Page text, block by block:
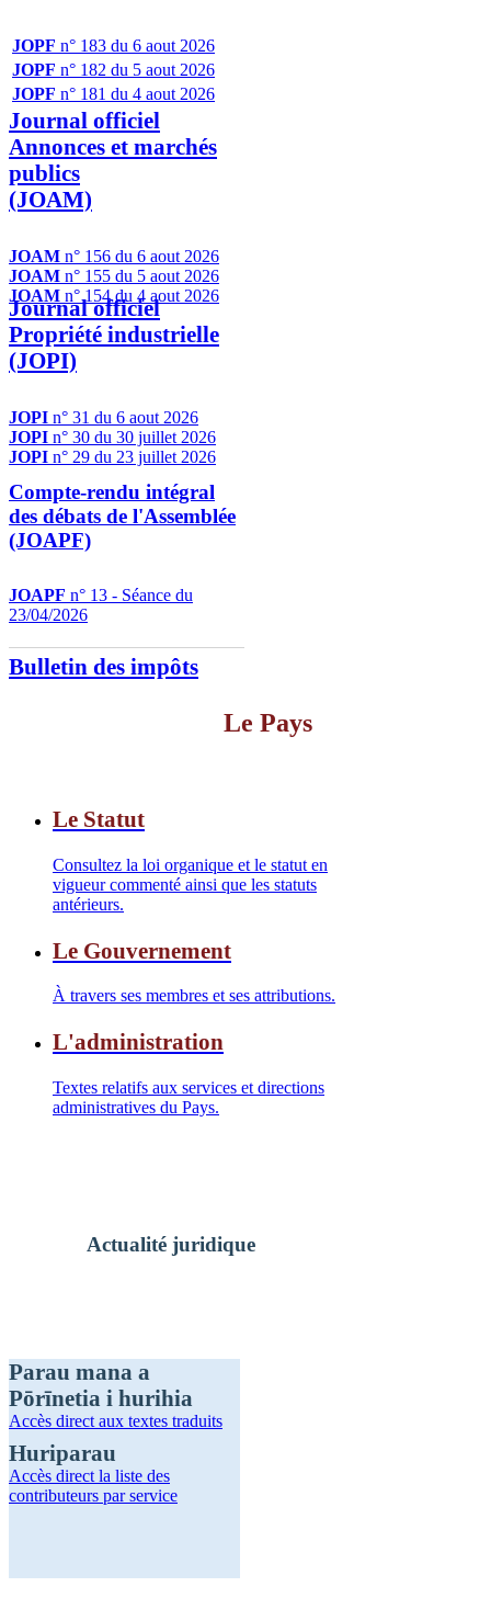
JOPF n° 183 du 6 aout 2026
JOPF n° 182 du 5 aout 2026
JOPF n° 181 du 4 aout 2026
Journal officiel
Annonces et marchés
publics
(JOAM)
JOAM n° 156 du 6 aout 2026
JOAM n° 155 du 5 aout 2026
JOAM n° 154 du 4 aout 2026
Journal officiel
Propriété industrielle
(JOPI)
JOPI n° 31 du 6 aout 2026
JOPI n° 30 du 30 juillet 2026
JOPI n° 29 du 23 juillet 2026
Compte-rendu intégral
des débats de l'Assemblée
(JOAPF)
JOAPF n° 13 - Séance du
23/04/2026
Bulletin des impôts
Le Pays
Le Statut
Consultez la loi organique et le statut en
vigueur commenté ainsi que les statuts
antérieurs.
Le Gouvernement
À travers ses membres et ses attributions.
L'administration
Textes relatifs aux services et directions
administratives du Pays.
Actualité juridique
Parau mana a
Pōrīnetia i hurihia
Accès direct aux textes traduits
Huriparau
Accès direct la liste des
contributeurs par service